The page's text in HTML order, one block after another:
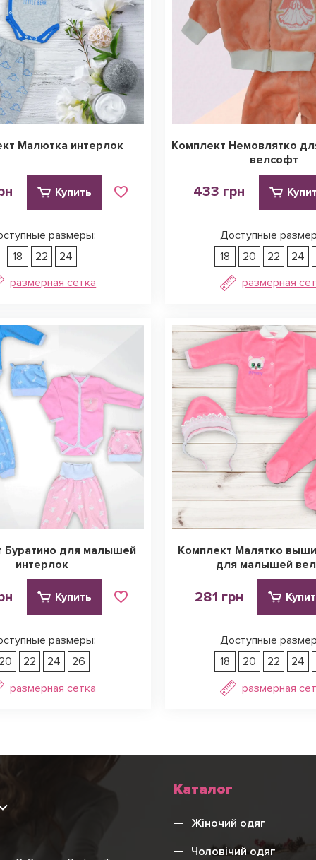
Малютка интерлок
Купить
размеры:
18
22
24
размерная сетка
Комплект Немовлятко
велсофт
433 грн
Доступные
18
20 22 24
размерная
Буратино для малышей
интерлок
Купить
размеры:
22 24
26
размерная сетка
Комплект Малятко
для малышей
281 грн
Доступные
18
20 22 24
размерная
Каталог
Жіночий одяг
Чоловічий одяг